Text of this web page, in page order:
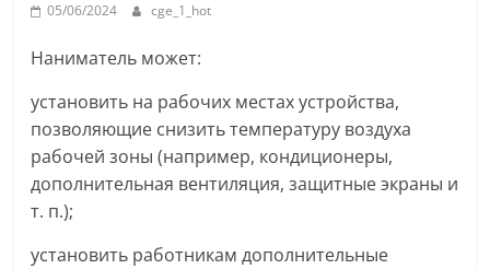
05/06/2024 cge_1_hot
Наниматель может:
установить на рабочих местах устройства,
позволяющие снизить температуру воздуха
рабочей зоны (например, кондиционеры,
дополнительная вентиляция, защитные экраны и
т. п.);
установить работникам дополнительные